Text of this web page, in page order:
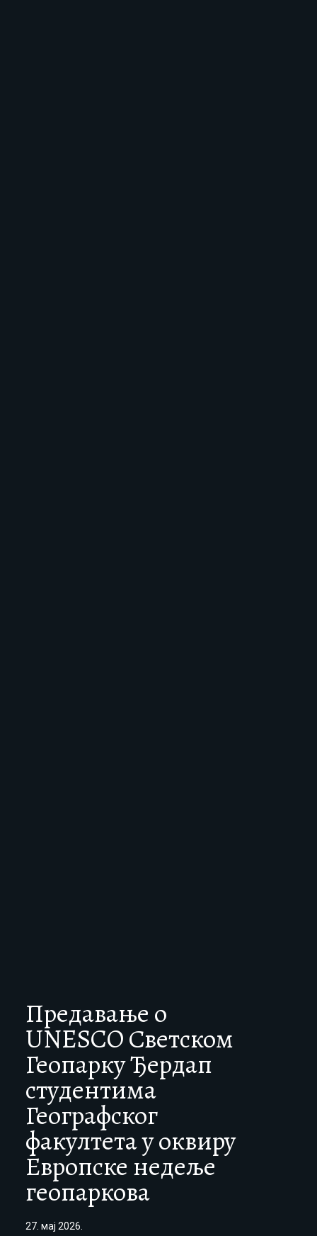
Предавање о
UNESCO Светском
Геопарку Ђердап
студентима
Географског
факултета у оквиру
Европске недеље
геопаркова
27. мај 2026.